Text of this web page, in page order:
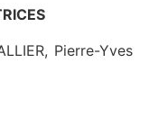
Pierre-Yves